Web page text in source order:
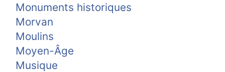
Monuments historiques
Morvan
Moulins
Moyen-Âge
Musique